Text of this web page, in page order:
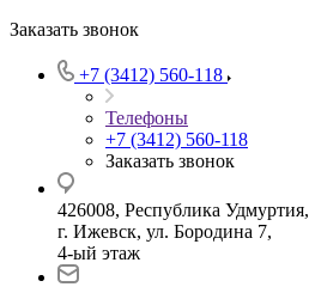
Заказать звонок
+7 (3412) 560-118
Телефоны
+7 (3412) 560-118
Заказать звонок
426008, Республика Удмуртия,
г. Ижевск, ул. Бородина 7,
4-ый этаж